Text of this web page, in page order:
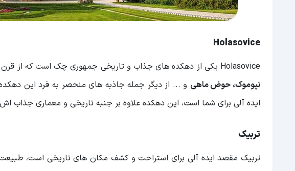
Holasovice
Holasovice یکی از دهکده های جذاب و تاریخی جمهوری چک است که از قرن 18 به جای مانده است. وجود
نپوموک، حوض ماهی و ... از دیگر جمله جاذبه های منحصر به فرد این
ایده آلی برای شما است، این دهکده علاوه بر جنبه تاریخی و معماری جذاب
تربیک
تربیک مقصد ایده آلی برای استراحت و کشف مکان های تاریخی است، طبیعت